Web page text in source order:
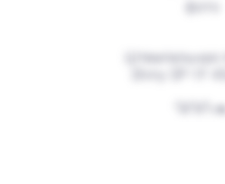
Штемпельная
300